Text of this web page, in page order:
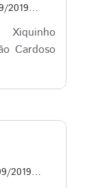
2019
Cardoso
2019